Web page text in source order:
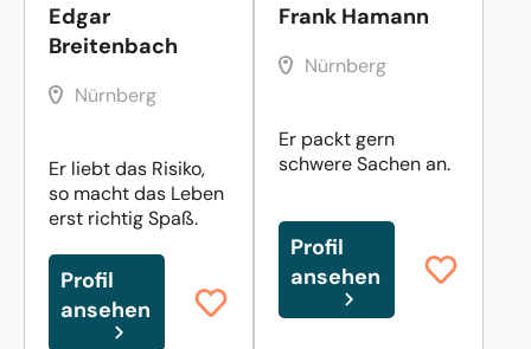
Edgar
Breitenbach
Nürnberg
Er liebt das Risiko,
so macht das Leben
erst richtig Spaß.
Profil
ansehen
Frank Hamann
Nürnberg
Er packt gern
schwere Sachen an.
Profil
ansehen